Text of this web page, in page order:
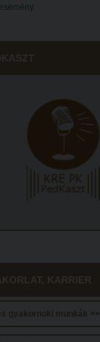
KARRIER
gyakornoki munkák >>